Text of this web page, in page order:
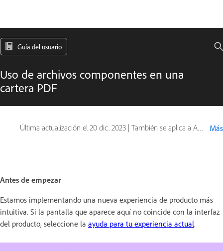
Guía del usuario
Uso de archivos componentes en una
cartera PDF
Última actualización el 20 dic. 2023 | También se aplica a Adobe Acrobat 2017, Adobe Acrobat 2020 Más
Antes de empezar
Estamos implementando una nueva experiencia de producto más
intuitiva. Si la pantalla que aparece aquí no coincide con la interfaz
del producto, seleccione la ayuda para tu experiencia actual.